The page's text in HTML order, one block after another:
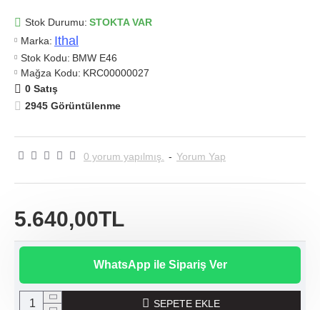
Stok Durumu: STOKTA VAR
Marka: Ithal
Stok Kodu: BMW E46
Mağza Kodu: KRC00000027
0 Satış
2945 Görüntülenme
0 yorum yapılmış. - Yorum Yap
5.640,00TL
WhatsApp ile Sipariş Ver
SEPETE EKLE